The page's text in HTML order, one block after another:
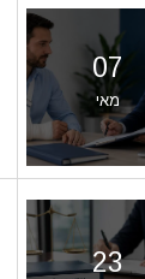
07
מאי
23